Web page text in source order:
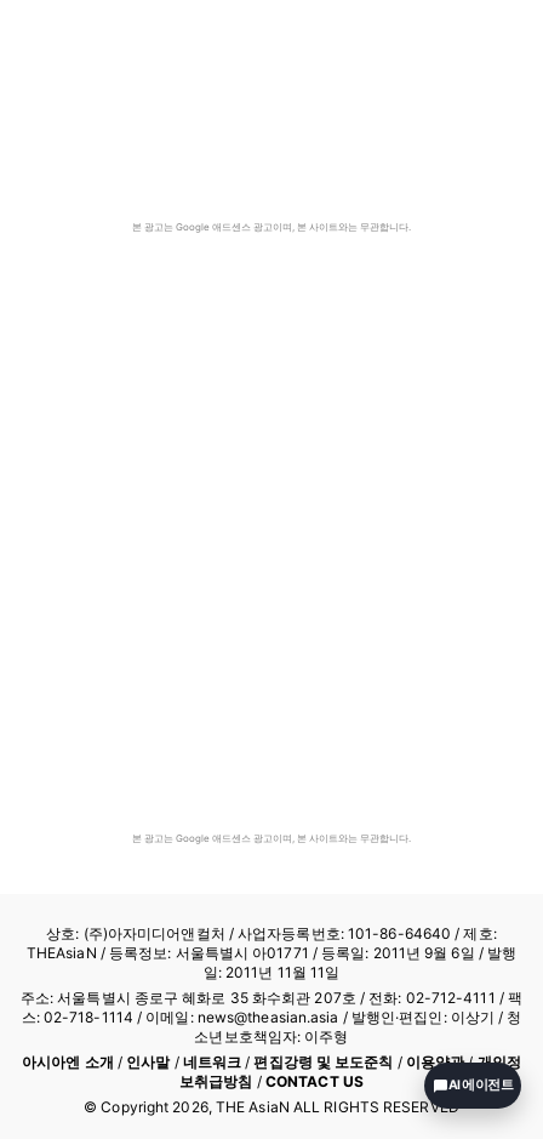
본 광고는 Google 애드센스 광고이며, 본 사이트와는 무관합니다.
본 광고는 Google 애드센스 광고이며, 본 사이트와는 무관합니다.
상호: (주)아자미디어앤컬처 /사업자등록번호: 101-86-64640 / 제호:
THEAsiaN / 등록정보: 서울특별시 아01771 / 등록일: 2011년 9월 6일 / 발행
일: 2011년 11월 11일
주소: 서울특별시 종로구 혜화로 35 화수회관 207호 / 전화: 02-712-4111 / 팩
스: 02-718-1114 / 이메일: news@theasian.asia / 발행인·편집인: 이상기 / 청
소년보호책임자: 이주형
아시아엔 소개 / 인사말/ 네트워크 /편집강령 및 보도준칙 / 이용약관/개인정
보취급방침 / CONTACT US
© Copyright 2026, THE AsiaN ALL RIGHTS RESERVED
AI 에이전트